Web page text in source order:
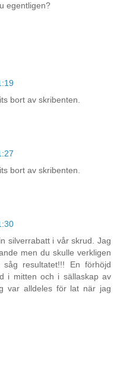
egentligen?
bort av skribenten.
bort av skribenten.
silverrabatt i vår skrud. Jag
men du skulle verkligen
resultatet!!! En förhöjd
i mitten och i sällaskap av
var alldeles för lat när jag